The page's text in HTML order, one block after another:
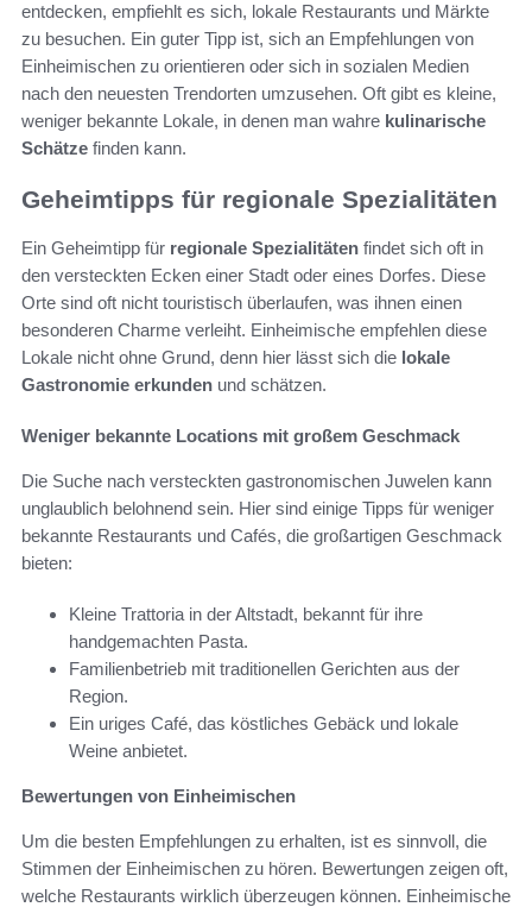
entdecken, empfiehlt es sich, lokale Restaurants und Märkte
zu besuchen. Ein guter Tipp ist, sich an Empfehlungen von
Einheimischen zu orientieren oder sich in sozialen Medien
nach den neuesten Trendorten umzusehen. Oft gibt es kleine,
weniger bekannte Lokale, in denen man wahre kulinarische
Schätze finden kann.
Geheimtipps für regionale Spezialitäten
Ein Geheimtipp für regionale Spezialitäten findet sich oft in
den versteckten Ecken einer Stadt oder eines Dorfes. Diese
Orte sind oft nicht touristisch überlaufen, was ihnen einen
besonderen Charme verleiht. Einheimische empfehlen diese
Lokale nicht ohne Grund, denn hier lässt sich die lokale
Gastronomie erkunden und schätzen.
Weniger bekannte Locations mit großem Geschmack
Die Suche nach versteckten gastronomischen Juwelen kann
unglaublich belohnend sein. Hier sind einige Tipps für weniger
bekannte Restaurants und Cafés, die großartigen Geschmack
bieten:
Kleine Trattoria in der Altstadt, bekannt für ihre
handgemachten Pasta.
Familienbetrieb mit traditionellen Gerichten aus der
Region.
Ein uriges Café, das köstliches Gebäck und lokale
Weine anbietet.
Bewertungen von Einheimischen
Um die besten Empfehlungen zu erhalten, ist es sinnvoll, die
Stimmen der Einheimischen zu hören. Bewertungen zeigen oft,
welche Restaurants wirklich überzeugen können. Einheimische